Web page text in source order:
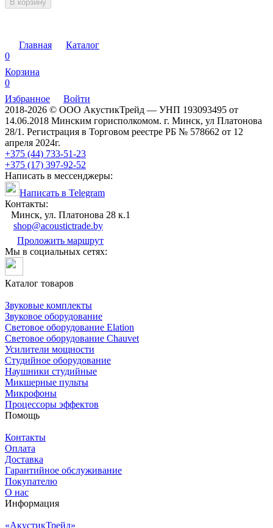
В корзину
Главная
Каталог
0
Корзина
0
Избранное
Войти
2018-2026 © ООО АкустикТрейд — УНП 193093495 от
14.06.2018 Минским горисполкомом. г. Минск, ул Платонова
28/1. Регистрация в Торговом реестре РБ № 578662 от 12
апреля 2024г.
+375 (44) 733-51-23
+375 (17) 397-92-52
Написать в мессенджеры:
Написать в Telegram
Контакты:
Минск, ул. Платонова 28 к.1
shop@acoustictrade.by
Проложить маршрут
Мы в социальных сетях:
Каталог товаров
Звуковые комплекты
Звуковое оборудование
Световое оборудование Elation
Cветовое оборудование Chauvet
Усилители мощности
Студийное оборудование
Наушники студийные
Микшерные пульты
Микрофоны
Процессоры эффектов
Помощь
Контакты
Оплата
Доставка
Гарантийное обслуживание
Покупателю
О нас
Информация
«АкустикТрейд»